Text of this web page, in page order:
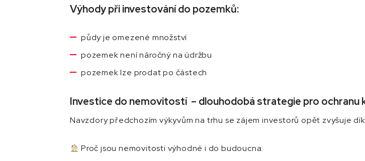
Výhody při investování do pozemků:
půdy je omezené množství
pozemek není náročný na údržbu
pozemek lze prodat po částech
Investice do nemovitostí – dlouhodobá strategie pro ochranu
Navzdory předchozím výkyvům na trhu se zájem investorů opět zvyšuje
Proč jsou nemovitosti výhodné i do budoucna: